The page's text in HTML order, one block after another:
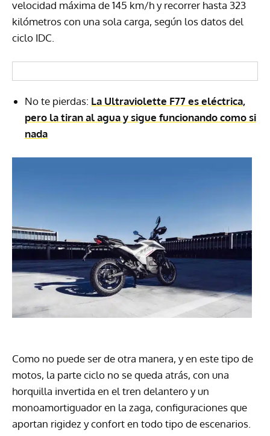
velocidad máxima de 145 km/h y recorrer hasta 323
kilómetros con una sola carga, según los datos del
ciclo IDC.
No te pierdas: La Ultraviolette F77 es eléctrica,
pero la tiran al agua y sigue funcionando como si
nada
Como no puede ser de otra manera, y en este tipo de
motos, la parte ciclo no se queda atrás, con una
horquilla invertida en el tren delantero y un
monoamortiguador en la zaga, configuraciones que
aportan rigidez y confort en todo tipo de escenarios.